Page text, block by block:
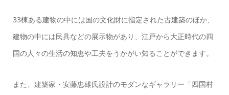
33棟ある建物の中には国の文化財に指定された古建築のほか、
建物の中には民具などの展示物があり、江戸から大正時代の四
国の人々の生活の知恵や工夫をうかがい知ることができます。
また、建築家・安藤忠雄氏設計のモダンなギャラリー「四国村